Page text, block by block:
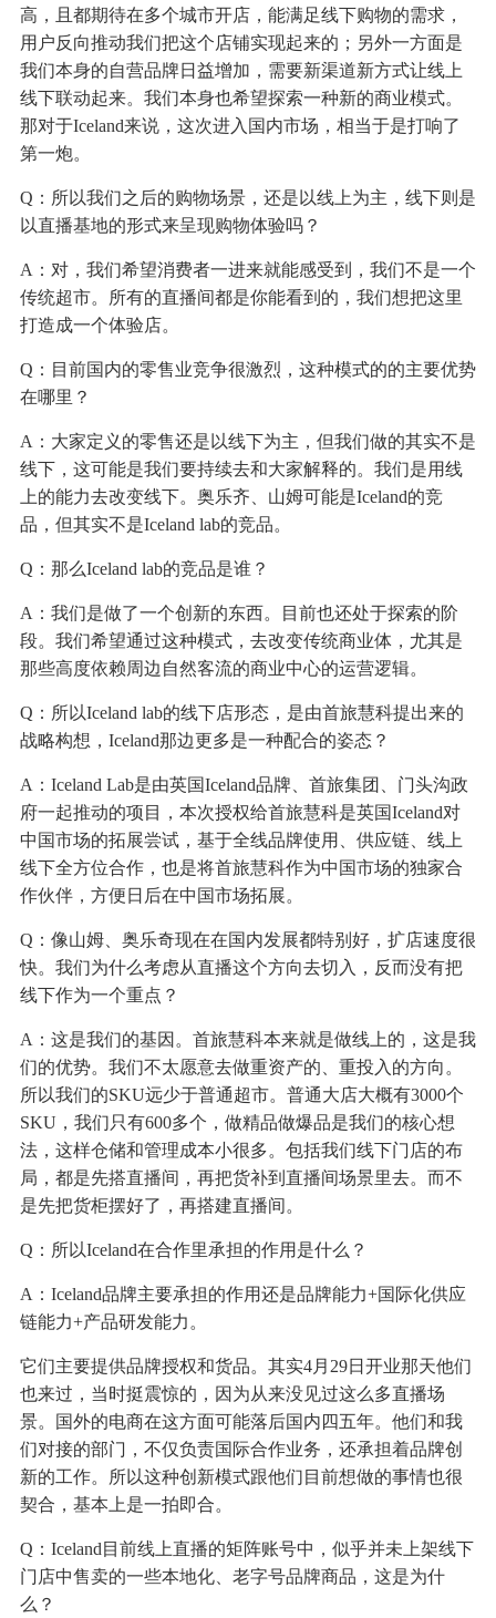
高，且都期待在多个城市开店，能满足线下购物的需求，
用户反向推动我们把这个店铺实现起来的；另外一方面是
我们本身的自营品牌日益增加，需要新渠道新方式让线上
线下联动起来。我们本身也希望探索一种新的商业模式。
那对于Iceland来说，这次进入国内市场，相当于是打响了
第一炮。
Q：所以我们之后的购物场景，还是以线上为主，线下则是
以直播基地的形式来呈现购物体验吗？
A：对，我们希望消费者一进来就能感受到，我们不是一个
传统超市。所有的直播间都是你能看到的，我们想把这里
打造成一个体验店。
Q：目前国内的零售业竞争很激烈，这种模式的的主要优势
在哪里？
A：大家定义的零售还是以线下为主，但我们做的其实不是
线下，这可能是我们要持续去和大家解释的。我们是用线
上的能力去改变线下。奥乐齐、山姆可能是Iceland的竞
品，但其实不是Iceland lab的竞品。
Q：那么Iceland lab的竞品是谁？
A：我们是做了一个创新的东西。目前也还处于探索的阶
段。我们希望通过这种模式，去改变传统商业体，尤其是
那些高度依赖周边自然客流的商业中心的运营逻辑。
Q：所以Iceland lab的线下店形态，是由首旅慧科提出来的
战略构想，Iceland那边更多是一种配合的姿态？
A：Iceland Lab是由英国Iceland品牌、首旅集团、门头沟政
府一起推动的项目，本次授权给首旅慧科是英国Iceland对
中国市场的拓展尝试，基于全线品牌使用、供应链、线上
线下全方位合作，也是将首旅慧科作为中国市场的独家合
作伙伴，方便日后在中国市场拓展。
Q：像山姆、奥乐奇现在在国内发展都特别好，扩店速度很
快。我们为什么考虑从直播这个方向去切入，反而没有把
线下作为一个重点？
A：这是我们的基因。首旅慧科本来就是做线上的，这是我
们的优势。我们不太愿意去做重资产的、重投入的方向。
所以我们的SKU远少于普通超市。普通大店大概有3000个
SKU，我们只有600多个，做精品做爆品是我们的核心想
法，这样仓储和管理成本小很多。包括我们线下门店的布
局，都是先搭直播间，再把货补到直播间场景里去。而不
是先把货柜摆好了，再搭建直播间。
Q：所以Iceland在合作里承担的作用是什么？
A：Iceland品牌主要承担的作用还是品牌能力+国际化供应
链能力+产品研发能力。
它们主要提供品牌授权和货品。其实4月29日开业那天他们
也来过，当时挺震惊的，因为从来没见过这么多直播场
景。国外的电商在这方面可能落后国内四五年。他们和我
们对接的部门，不仅负责国际合作业务，还承担着品牌创
新的工作。所以这种创新模式跟他们目前想做的事情也很
契合，基本上是一拍即合。
Q：Iceland目前线上直播的矩阵账号中，似乎并未上架线下
门店中售卖的一些本地化、老字号品牌商品，这是为什
么？